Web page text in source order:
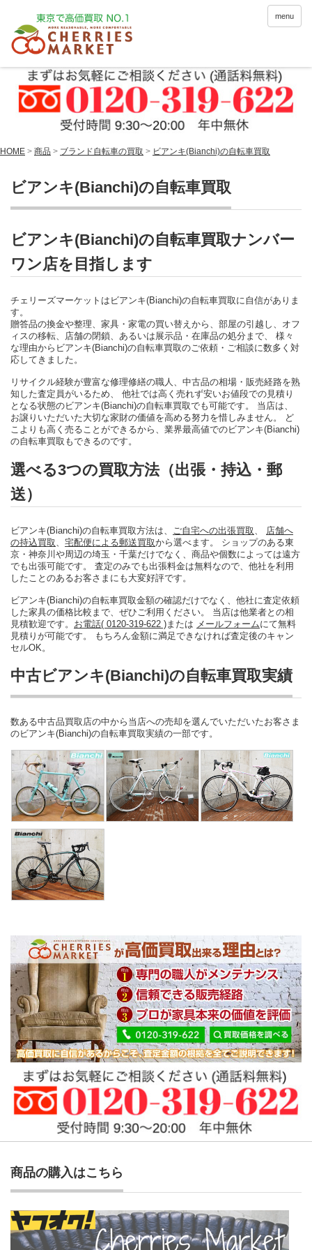
menu
HOME > 商品 > ブランド自転車の買取 > ビアンキ(Bianchi)の自転車買取
ビアンキ(Bianchi)の自転車買取
ビアンキ(Bianchi)の自転車買取ナンバー
ワン店を目指します
チェリーズマーケットはビアンキ(Bianchi)の自転車買取に自信がありま
す。
贈答品の換金や整理、家具・家電の買い替えから、部屋の引越し、オフ
ィスの移転、店舗の閉鎖、あるいは展示品・在庫品の処分まで、 様々
な理由からビアンキ(Bianchi)の自転車買取のご依頼・ご相談に数多く対
応してきました。
リサイクル経験が豊富な修理修繕の職人、中古品の相場・販売経路を熟
知した査定員がいるため、 他社では高く売れず安いお値段での見積り
となる状態のビアンキ(Bianchi)の自転車買取でも可能です。 当店は、
お譲りいただいた大切な家財の価値を高める努力を惜しみません。 ど
こよりも高く売ることができるから、業界最高値でのビアンキ(Bianchi)
の自転車買取もできるのです。
選べる3つの買取方法（出張・持込・郵
送）
ビアンキ(Bianchi)の自転車買取方法は、 ご自宅への出張買取
店舗へ
の持込買取
宅配便による郵送買取から選べます。 ショップのある東
京・神奈川や周辺の埼玉・千葉だけでなく、商品や個数によっては遠方
でも出張可能です。 査定のみでも出張料金は無料なので、他社を利用
したことのあるお客さまにも大変好評です。
ビアンキ(Bianchi)の自転車買取金額の確認だけでなく、他社に査定依頼
した家具の価格比較まで、ぜひご利用ください。 当店は他業者との相
見積歓迎です。 お電話( 0120-319-622 ) または メールフォームにて無料
見積りが可能です。 もちろん金額に満足できなければ査定後のキャン
セルOK。
中古ビアンキ(Bianchi)の自転車買取実績
数ある中古品買取店の中から当店への売却を選んでいただいたお客さま
のビアンキ(Bianchi)の自転車買取実績の一部です。
商品の購入はこちら